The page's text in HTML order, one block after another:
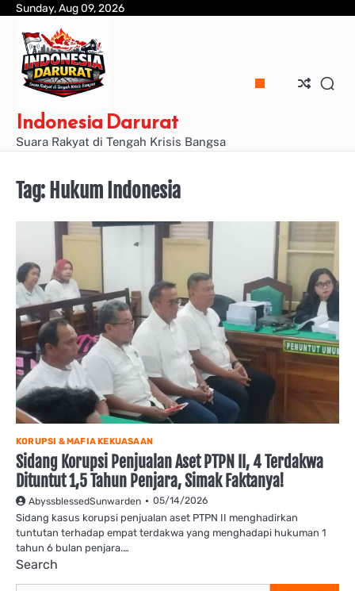
Skip
content
Sunday, Aug 09, 2026
Indonesia Darurat
Suara Rakyat di Tengah Krisis Bangsa
Tag: Hukum Indonesia
KORUPSI & MAFIA KEKUASAAN
Sidang Korupsi Penjualan Aset PTPN II, 4 Terdakwa
Dituntut 1,5 Tahun Penjara, Simak Faktanya!
AbyssblessedSunwarden 05/14/2026
Sidang kasus korupsi penjualan aset PTPN II menghadirkan
tuntutan terhadap empat terdakwa yang menghadapi hukuman 1
tahun 6 bulan penjara.…
Search